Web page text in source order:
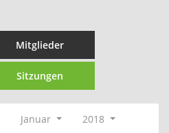
Mitglieder
Sitzungen
Januar
2018